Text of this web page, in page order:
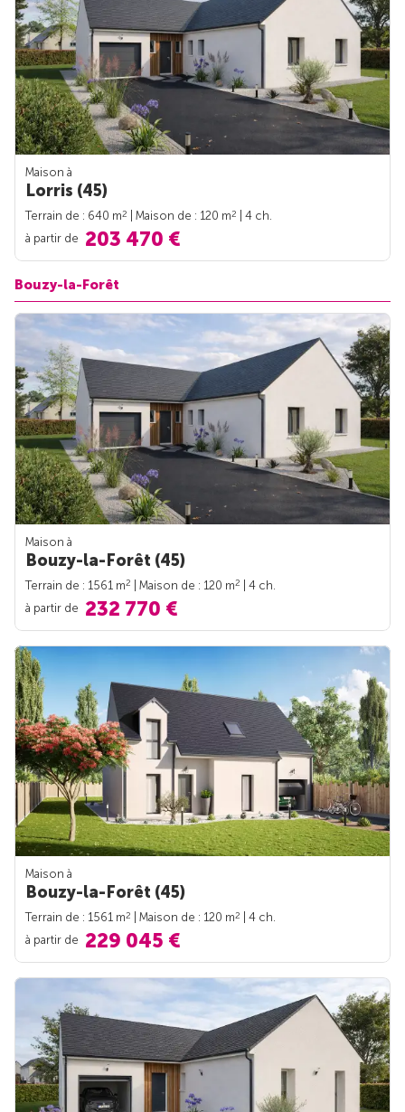
Maison à
Lorris (45)
Terrain de : 640 m2 | Maison de : 120 m2
| 4 ch.
à partir de 203 470 €
Bouzy-la-Forêt
Maison à
Bouzy-la-Forêt (45)
Terrain de : 1561 m2 | Maison de : 120 m2
| 4 ch.
à partir de 232 770 €
Maison à
Bouzy-la-Forêt (45)
Terrain de : 1561 m2 | Maison de : 120 m2
| 4 ch.
à partir de 229 045 €